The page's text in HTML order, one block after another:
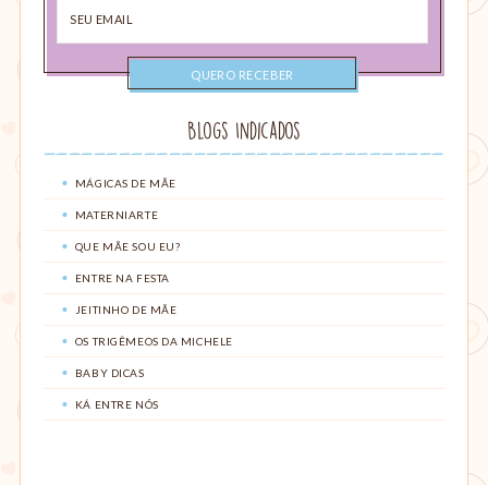
email
Blogs Indicados
MÁGICAS DE MÃE
MATERNIARTE
QUE MÃE SOU EU?
ENTRE NA FESTA
JEITINHO DE MÃE
OS TRIGÊMEOS DA MICHELE
BABY DICAS
KÁ ENTRE NÓS